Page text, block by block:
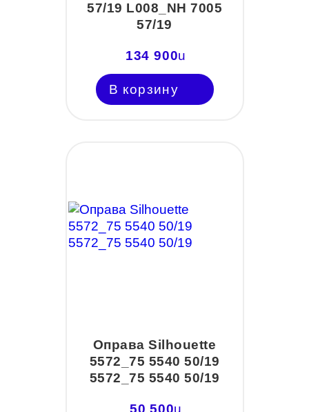
57/19 L008_NH 7005
57/19
134 900u
В корзину
Оправа Silhouette
5572_75 5540 50/19
5572_75 5540 50/19
50 500u